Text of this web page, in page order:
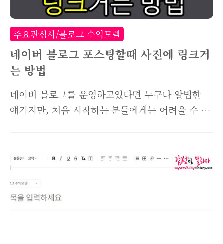
은 포스팅이 있는 카테고리를 찾아 "목록보기 - 목
록열기"를 꼭 체크해주세요. 이미 체크가 되어있다
면 패스하셔도 좋습니다. 다시 본인의 블로그로 이
동..
주요관심사/블로그 수익모델
네이버 블로그 포스팅할때 사진에 링크거
는 방법
네이버 블로그를 운영하고있다면 누구나 알법한
얘기지만, 처음 시작하는 분들에게는 어려울 수 있
자동으로 썸네일과 링크가 걸립니다. 하지만 사진
에 링크를 걸고싶다면 그 방법은 안 통하죠. 오늘
은 네이버 블로그에 포스팅할때 사진에 링크를 거
는 방법을 소개해드리려고 합니다. 블로그에 위젯